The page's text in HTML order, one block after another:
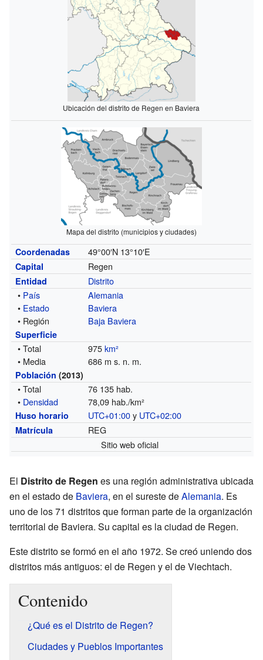
Ubicación del distrito de Regen en Baviera
Mapa del distrito (municipios y ciudades)
Coordenadas 49°00′N 13°10′E
Capital Regen
Entidad
Distrito
• País
Alemania
• Estado
Baviera
• Región
Baja Baviera
Superficie
• Total 975km²
• Media
686 m s. n. m.
Población (2013)
• Total
76 135 hab.
• Densidad 78,09 hab./km²
Huso horario UTC+01:00y UTC+02:00
Matrícula
REG
Sitio web oficial
El Distrito de Regen es una región administrativa ubicada
en el estado de Baviera, en el sureste deAlemania. Es
uno de los 71 distritos que forman parte de la organización
territorial de Baviera. Su capital es la ciudad de Regen.
Este distrito se formó en el año 1972. Se creó uniendo dos
distritos más antiguos: el de Regen y el de Viechtach.
Contenido
¿Qué es el Distrito de Regen?
Ciudades y Pueblos Importantes